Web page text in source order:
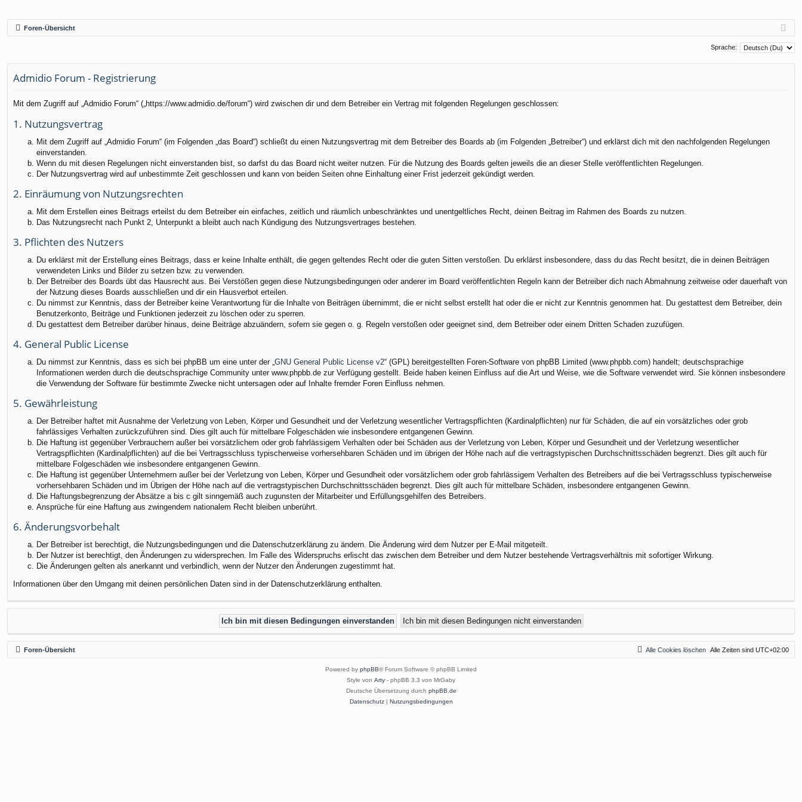
Foren-Übersicht
Sprache:
Admidio Forum - Registrierung
Mit dem Zugriff auf „Admidio Forum“ („https://www.admidio.de/forum“) wird zwischen dir und dem Betreiber ein Vertrag mit folgenden Regelungen geschlossen:
1. Nutzungsvertrag
Mit dem Zugriff auf „Admidio Forum“ (im Folgenden „das Board“) schließt du einen Nutzungsvertrag mit dem Betreiber des Boards ab (im Folgenden „Betreiber“) und erklärst dich mit den nachfolgenden Regelungen
einverstanden.
Wenn du mit diesen Regelungen nicht einverstanden bist, so darfst du das Board nicht weiter nutzen. Für die Nutzung des Boards gelten jeweils die an dieser Stelle veröffentlichten Regelungen.
Der Nutzungsvertrag wird auf unbestimmte Zeit geschlossen und kann von beiden Seiten ohne Einhaltung einer Frist jederzeit gekündigt werden.
2. Einräumung von Nutzungsrechten
Mit dem Erstellen eines Beitrags erteilst du dem Betreiber ein einfaches, zeitlich und räumlich unbeschränktes und unentgeltliches Recht, deinen Beitrag im Rahmen des Boards zu nutzen.
Das Nutzungsrecht nach Punkt 2, Unterpunkt a bleibt auch nach Kündigung des Nutzungsvertrages bestehen.
3. Pflichten des Nutzers
Du erklärst mit der Erstellung eines Beitrags, dass er keine Inhalte enthält, die gegen geltendes Recht oder die guten Sitten verstoßen. Du erklärst insbesondere, dass du das Recht besitzt, die in deinen Beiträgen
verwendeten Links und Bilder zu setzen bzw. zu verwenden.
Der Betreiber des Boards übt das Hausrecht aus. Bei Verstößen gegen diese Nutzungsbedingungen oder anderer im Board veröffentlichten Regeln kann der Betreiber dich nach Abmahnung zeitweise oder dauerhaft von
der Nutzung dieses Boards ausschließen und dir ein Hausverbot erteilen.
Du nimmst zur Kenntnis, dass der Betreiber keine Verantwortung für die Inhalte von Beiträgen übernimmt, die er nicht selbst erstellt hat oder die er nicht zur Kenntnis genommen hat. Du gestattest dem Betreiber, dein
Benutzerkonto, Beiträge und Funktionen jederzeit zu löschen oder zu sperren.
Du gestattest dem Betreiber darüber hinaus, deine Beiträge abzuändern, sofern sie gegen o. g. Regeln verstoßen oder geeignet sind, dem Betreiber oder einem Dritten Schaden zuzufügen.
4. General Public License
Du nimmst zur Kenntnis, dass es sich bei phpBB um eine unter der „GNU General Public License v2“ (GPL) bereitgestellten Foren-Software von phpBB Limited (www.phpbb.com) handelt; deutschsprachige
Informationen werden durch die deutschsprachige Community unter www.phpbb.de zur Verfügung gestellt. Beide haben keinen Einfluss auf die Art und Weise, wie die Software verwendet wird. Sie können insbesondere
die Verwendung der Software für bestimmte Zwecke nicht untersagen oder auf Inhalte fremder Foren Einfluss nehmen.
5. Gewährleistung
Der Betreiber haftet mit Ausnahme der Verletzung von Leben, Körper und Gesundheit und der Verletzung wesentlicher Vertragspflichten (Kardinalpflichten) nur für Schäden, die auf ein vorsätzliches oder grob
fahrlässiges Verhalten zurückzuführen sind. Dies gilt auch für mittelbare Folgeschäden wie insbesondere entgangenen Gewinn.
Die Haftung ist gegenüber Verbrauchern außer bei vorsätzlichem oder grob fahrlässigem Verhalten oder bei Schäden aus der Verletzung von Leben, Körper und Gesundheit und der Verletzung wesentlicher
Vertragspflichten (Kardinalpflichten) auf die bei Vertragsschluss typischerweise vorhersehbaren Schäden und im übrigen der Höhe nach auf die vertragstypischen Durchschnittsschäden begrenzt. Dies gilt auch für
mittelbare Folgeschäden wie insbesondere entgangenen Gewinn.
Die Haftung ist gegenüber Unternehmern außer bei der Verletzung von Leben, Körper und Gesundheit oder vorsätzlichem oder grob fahrlässigem Verhalten des Betreibers auf die bei Vertragsschluss typischerweise
vorhersehbaren Schäden und im Übrigen der Höhe nach auf die vertragstypischen Durchschnittsschäden begrenzt. Dies gilt auch für mittelbare Schäden, insbesondere entgangenen Gewinn.
Die Haftungsbegrenzung der Absätze a bis c gilt sinngemäß auch zugunsten der Mitarbeiter und Erfüllungsgehilfen des Betreibers.
Ansprüche für eine Haftung aus zwingendem nationalem Recht bleiben unberührt.
6. Änderungsvorbehalt
Der Betreiber ist berechtigt, die Nutzungsbedingungen und die Datenschutzerklärung zu ändern. Die Änderung wird dem Nutzer per E-Mail mitgeteilt.
Der Nutzer ist berechtigt, den Änderungen zu widersprechen. Im Falle des Widerspruchs erlischt das zwischen dem Betreiber und dem Nutzer bestehende Vertragsverhältnis mit sofortiger Wirkung.
Die Änderungen gelten als anerkannt und verbindlich, wenn der Nutzer den Änderungen zugestimmt hat.
Informationen über den Umgang mit deinen persönlichen Daten sind in der Datenschutzerklärung enthalten.
Foren-Übersicht Alle Zeiten sind UTC+02:00
Alle Cookies löschen
Powered by phpBB® Forum Software © phpBB Limited
Style von Arty - phpBB 3.3 von MrGaby
Deutsche Übersetzung durch phpBB.de
Datenschutz| Nutzungsbedingungen